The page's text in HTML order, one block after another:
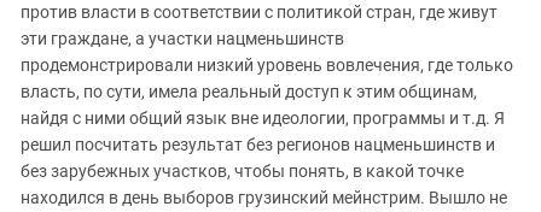
против власти в соответствии с политикой стран, где живут
эти граждане, а участки нацменьшинств
продемонстрировали низкий уровень вовлечения, где только
власть, по сути, имела реальный доступ к этим общинам,
найдя с ними общий язык вне идеологии, программы и т.д. Я
решил посчитать результат без регионов нацменьшинств и
без зарубежных участков, чтобы понять, в какой точке
находился в день выборов грузинский мейнстрим. Вышло не